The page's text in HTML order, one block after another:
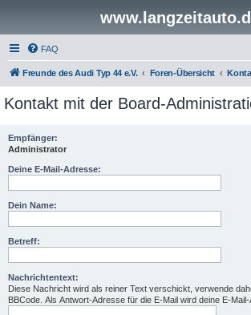
FAQ
Freunde des Audi Typ 44 e.V. Foren-Übersicht
Kontakt mit der Board-
Empfänger:
Administrator
Deine E-Mail-Adresse:
Dein Name:
Betreff:
Nachrichtentext:
Diese Nachricht wird als reiner Text verschickt, verwende
BBCode. Als Antwort-Adresse für die E-Mail wird deine E-